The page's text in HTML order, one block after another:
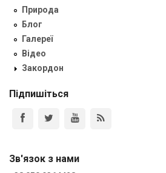
Природа
Блог
Галереї
Відео
Закордон
Підпишіться
Зв'язок з нами